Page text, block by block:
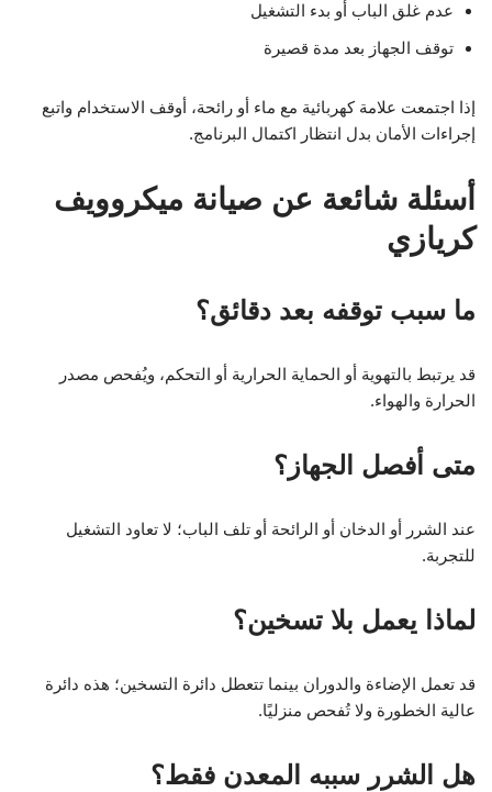
عدم غلق الباب أو بدء التشغيل
توقف الجهاز بعد مدة قصيرة
إذا اجتمعت علامة كهربائية مع ماء أو رائحة، أوقف الاستخدام واتبع
إجراءات الأمان بدل انتظار اكتمال البرنامج.
أسئلة شائعة عن صيانة ميكروويف
كريازي
ما سبب توقفه بعد دقائق؟
قد يرتبط بالتهوية أو الحماية الحرارية أو التحكم، ويُفحص مصدر
الحرارة والهواء.
متى أفصل الجهاز؟
عند الشرر أو الدخان أو الرائحة أو تلف الباب؛ لا تعاود التشغيل
للتجربة.
لماذا يعمل بلا تسخين؟
قد تعمل الإضاءة والدوران بينما تتعطل دائرة التسخين؛ هذه دائرة
عالية الخطورة ولا تُفحص منزليًا.
هل الشرر سببه المعدن فقط؟